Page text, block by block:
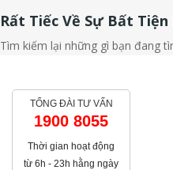
Rất Tiếc Về Sự Bất Tiện
Tìm kiếm lại những gì bạn đang
TỔNG ĐÀI TƯ VẤN
1900 8055
Thời gian hoạt động
từ 6h - 23h hằng ngày